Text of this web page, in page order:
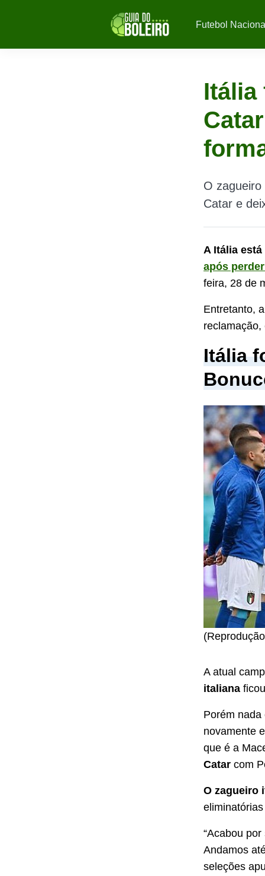
Futebol
Itália
O
Catar e
A Itália
após
feira, 28 de
Entretanto,
Itália
A atual
italiana
Porém
novamente
que é a
Catar com
O zagueiro
“Acabou
Andamos
seleções